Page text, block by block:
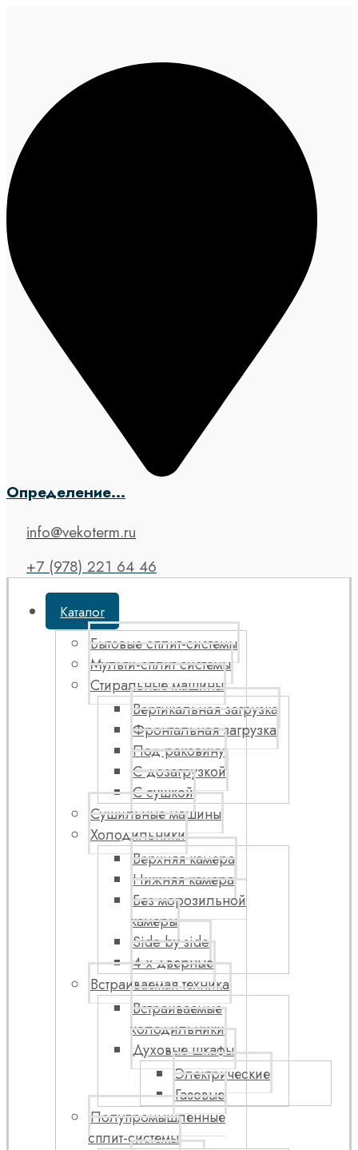
Определение...
info@vekoterm.ru
+7 (978) 221 64 46
Каталог
Бытовые сплит-системы
Мульти-сплит системы
Стиральные машины
Вертикальная загрузка
Фронтальная загрузка
Под раковину
С дозагрузкой
С сушкой
Сушильные машины
Холодильники
Верхняя камера
Нижняя камера
Без морозильной
камеры
Side by side
4-х дверные
Встраиваемая техника
Встраиваемые
холодильники
Духовые шкафы
Электрические
Газовые
Полупромышленные
сплит-системы